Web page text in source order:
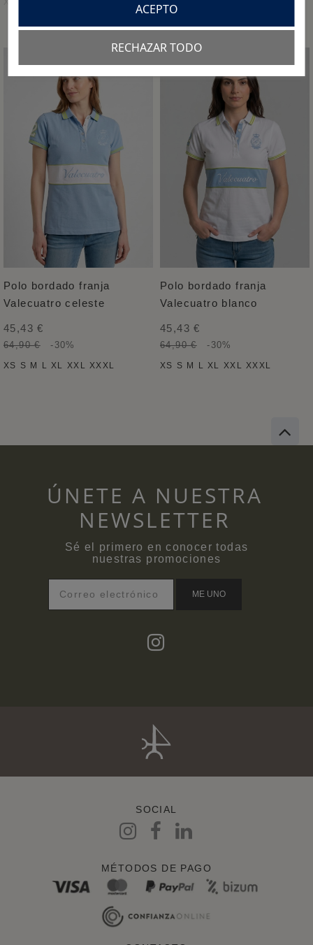
RECHAZAR TODO
ACEPTO
Polo bordado franja
Valecuatro celeste
45,43 €
64,90 € -30%
S M L XL XXL XXXL
XS
Polo bordado franja
Valecuatro blanco
45,43 €
64,90 € -30%
S M L XL XXL XXXL
XS
ÚNETE A NUESTRA
NEWSLETTER
Sé el primero en conocer todas
nuestras promociones
ME UNO
SOCIAL
MÉTODOS DE PAGO